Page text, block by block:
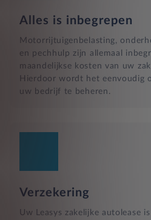
Alles is inbegrepen
Motorrijtuigenbelasting,
en pechhulp zijn allemaal
maandelijkse kosten van uw
Hierdoor wordt het eenvoudig
uw bedrijf te beheren.
Verzekering
Uw Leasys zakelijke autolease